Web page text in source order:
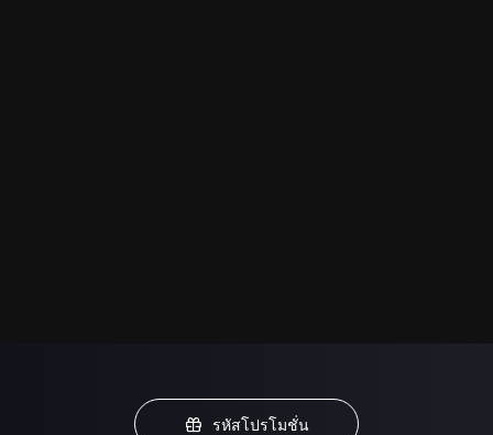
รหัสโปรโมชั่น